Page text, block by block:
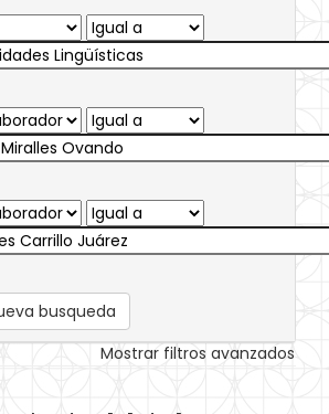
busqueda
Mostrar filtros avanzados